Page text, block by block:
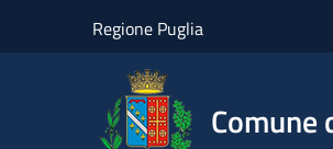
Regione Puglia
Comune